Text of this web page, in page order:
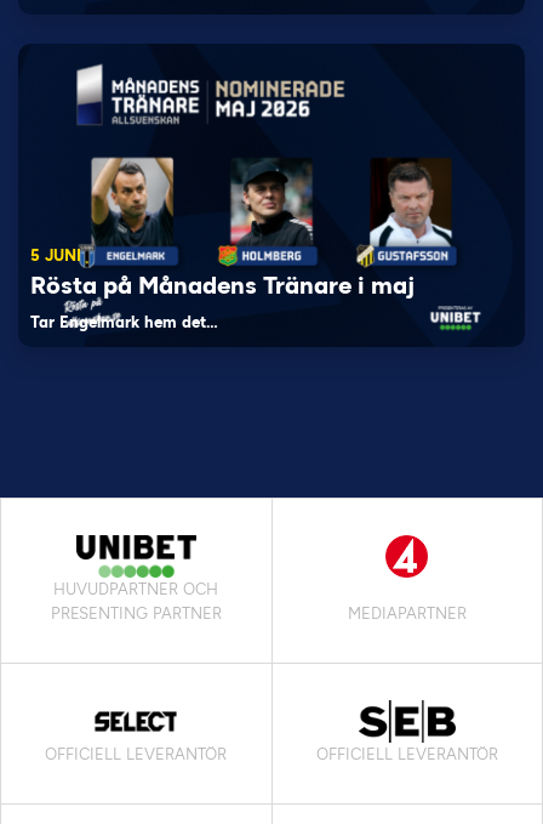
5 JUNI
Rösta på Månadens Tränare i maj
Tar Engelmark hem det…
HUVUDPARTNER OCH
PRESENTING PARTNER
MEDIAPARTNER
OFFICIELL LEVERANTÖR OFFICIELL LEVERANTÖR